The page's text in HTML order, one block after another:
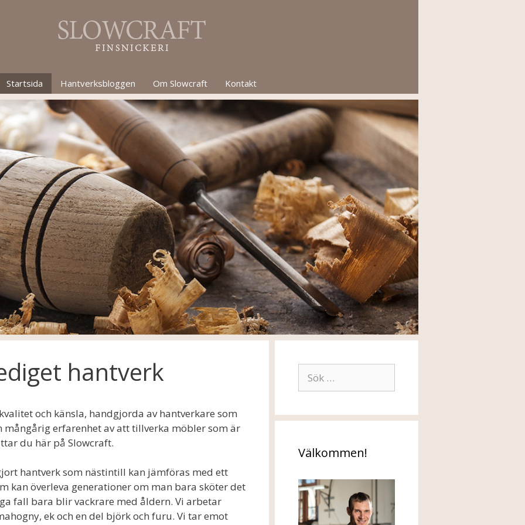
Startsida Hantverksbloggen Om Slowcraft Kontakt
hantverk
och känsla, handgjorda av hantverkare som
mångårig erfarenhet av att tillverka möbler som är
du här på Slowcraft.
hantverk som nästintill kan jämföras med ett
kan överleva generationer om man bara sköter det
fall bara blir vackrare med åldern. Vi arbetar
ek och en del björk och furu. Vi tar emot
efter:
Välkommen!